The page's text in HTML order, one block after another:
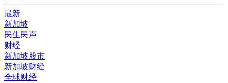
最新
新加坡
民生民声
财经
新加坡股市
新加坡财经
全球财经